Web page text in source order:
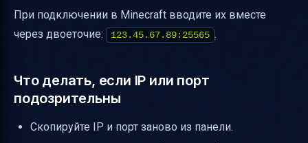
При подключении в Minecraft вводите их вместе
через двоеточие:
123.45.67.89:25565 .
Что делать, если IP или порт
подозрительны
Скопируйте IP и порт заново из панели.